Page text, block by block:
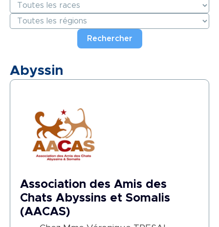
Abyssin
Association des Amis des
Chats Abyssins et Somalis
(AACAS)